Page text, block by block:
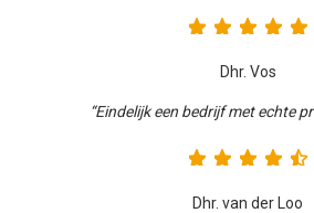
Dhr. Vos
“Eindelijk een bedrijf met echte
Dhr. van der Loo